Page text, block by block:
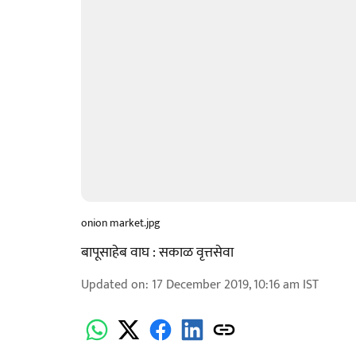
onion market.jpg
बापूसाहेब वाघ : सकाळ वृत्तसेवा
Updated on: 17 December 2019, 10:16 am IST